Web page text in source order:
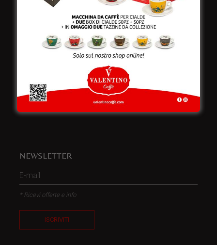
+39 0832 240771
+39 0832 279866
info@valentinocaffespa.com
02583710757
NEWSLETTER
* Ricevi offerte e info
ISCRIVITI